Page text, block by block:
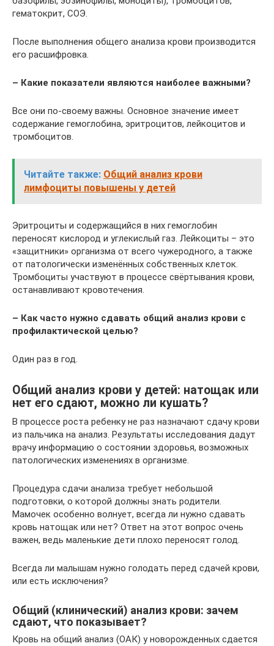
гематокрит, СОЭ.
После выполнения общего анализа крови производится
его расшифровка.
– Какие показатели являются наиболее важными?
Все они по-своему важны. Основное значение имеет
содержание гемоглобина, эритроцитов, лейкоцитов и
тромбоцитов.
Читайте также: Общий анализ крови
лимфоциты повышены у детей
Эритроциты и содержащийся в них гемоглобин
переносят кислород и углекислый газ. Лейкоциты – это
«защитники» организма от всего чужеродного, а также
от патологически изменённых собственных клеток.
Тромбоциты участвуют в процессе свёртывания крови,
останавливают кровотечения.
– Как часто нужно сдавать общий анализ крови с
профилактической целью?
Один раз в год.
Общий анализ крови у детей: натощак или
нет его сдают, можно ли кушать?
В процессе роста ребенку не раз назначают сдачу крови
из пальчика на анализ. Результаты исследования дадут
врачу информацию о состоянии здоровья, возможных
патологических изменениях в организме.
Процедура сдачи анализа требует небольшой
подготовки, о которой должны знать родители.
Мамочек особенно волнует, всегда ли нужно сдавать
кровь натощак или нет? Ответ на этот вопрос очень
важен, ведь маленькие дети плохо переносят голод.
Всегда ли малышам нужно голодать перед сдачей крови,
или есть исключения?
Общий (клинический) анализ крови: зачем
сдают, что показывает?
Кровь на общий анализ (ОАК) у новорожденных сдается